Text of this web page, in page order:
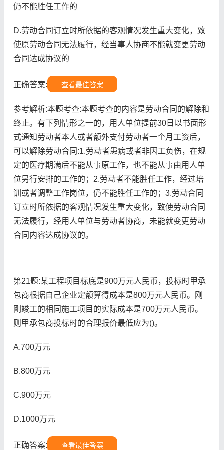
仍不能胜任工作的
D.劳动合同订立时所依据的客观情况发生重大变化，致
使原劳动合同无法履行，经当事人协商不能就变更劳动
合同达成协议的
正确答案: 查看最佳答案
参考解析:本题考查:本题考查的内容是劳动合同的解除和
终止。有下列情形之一的，用人单位提前30日以书面形
式通知劳动者本人或者额外支付劳动者一个月工资后，
可以解除劳动合同:1.劳动者患病或者非因工负伤，在规
定的医疗期满后不能从事原工作，也不能从事由用人单
位另行安排的工作的；2.劳动者不能胜任工作，经过培
训或者调整工作岗位，仍不能胜任工作的；3.劳动合同
订立时所依据的客观情况发生重大变化，致使劳动合同
无法履行，经用人单位与劳动者协商，未能就变更劳动
合同内容达成协议的。
第21题:某工程项目标底是900万元人民币，投标时甲承
包商根据自己企业定额算得成本是800万元人民币。刚
刚竣工的相同施工项目的实际成本是700万元人民币。
则甲承包商投标时的合理报价最低应为()。
A.700万元
B.800万元
C.900万元
D.1000万元
正确答案: 查看最佳答案